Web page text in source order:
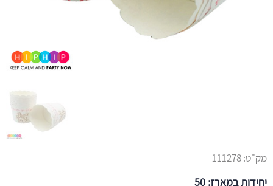
מק"ט:111278
יחידות במארז: 50